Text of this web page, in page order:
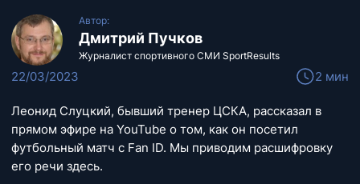
Автор:
Дмитрий Пучков
Журналист спортивного СМИ SportResults
22/03/2023 2 мин
Леонид Слуцкий, бывший тренер ЦСКА, рассказал в
прямом эфире на YouTube о том, как он посетил
футбольный матч с Fan ID. Мы приводим расшифровку
его речи здесь.